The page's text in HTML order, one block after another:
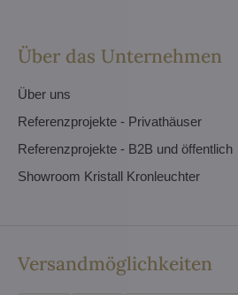
Über das Unternehmen
Über uns
Referenzprojekte - Privathäuser
Referenzprojekte - B2B und öffentlich
Showroom Kristall Kronleuchter
Versandmöglichkeiten